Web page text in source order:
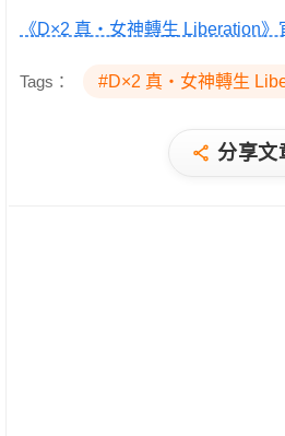
《D×2 真・女神轉生 Liberation》
Tags： #D×2 真・女神轉生
分享文